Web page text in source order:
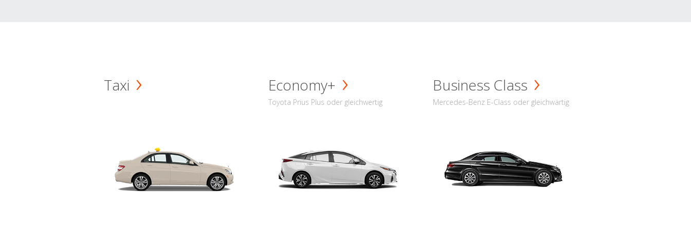
Taxi Economy+
Toyota Prius Plus oder gleichwertig
Business Class
Mercedes-Benz E-Class oder gleichwärtig